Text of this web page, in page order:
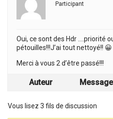
Participant
Oui, ce sont des Hdr ….priorité
pétouilles!!!J’ai tout nettoyé!! 😀
Merci à vous 2 d’être passé!!!
Auteur
Vous lisez 3 fils de discussion